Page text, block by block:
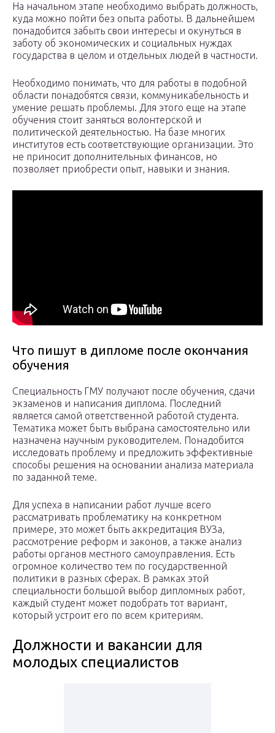
На начальном этапе необходимо выбрать должность,
куда можно пойти без опыта работы. В дальнейшем
понадобится забыть свои интересы и окунуться в
заботу об экономических и социальных нуждах
государства в целом и отдельных людей в частности.
Необходимо понимать, что для работы в подобной
области понадобятся связи, коммуникабельность и
умение решать проблемы. Для этого еще на этапе
обучения стоит заняться волонтерской и
политической деятельностью. На базе многих
институтов есть соответствующие организации. Это
не приносит дополнительных финансов, но
позволяет приобрести опыт, навыки и знания.
Что пишут в дипломе после окончания
обучения
Специальность ГМУ получают после обучения, сдачи
экзаменов и написания диплома. Последний
является самой ответственной работой студента.
Тематика может быть выбрана самостоятельно или
назначена научным руководителем. Понадобится
исследовать проблему и предложить эффективные
способы решения на основании анализа материала
по заданной теме.
Для успеха в написании работ лучше всего
рассматривать проблематику на конкретном
примере, это может быть аккредитация ВУЗа,
рассмотрение реформ и законов, а также анализ
работы органов местного самоуправления. Есть
огромное количество тем по государственной
политики в разных сферах. В рамках этой
специальности большой выбор дипломных работ,
каждый студент может подобрать тот вариант,
который устроит его по всем критериям.
Должности и вакансии для
молодых специалистов